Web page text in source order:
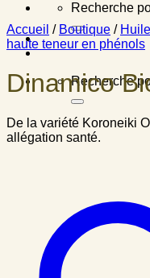
Recherche
Recherche
Accueil / Boutique /
haute teneur en phénols
Dinamico
De la variété Koroneiki
allégation santé.